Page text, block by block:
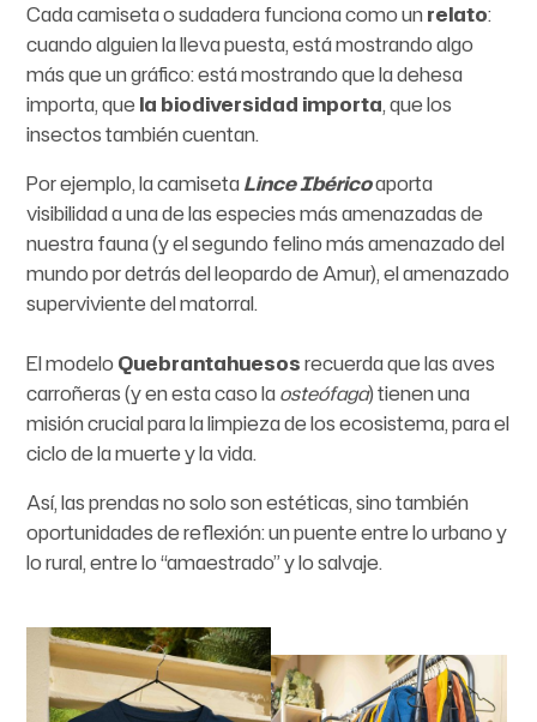
Cada camiseta o sudadera funciona como unrelato:
cuando alguien la lleva puesta, está mostrando algo
más que un gráfico: está mostrando que la dehesa
importa, quela biodiversidad importa, que los
insectos también cuentan.
Por ejemplo, la camisetaLince Ibéricoaporta
visibilidad a una de las especies más amenazadas de
nuestra fauna (y el segundo felino más amenazado del
mundo por detrás del leopardo de Amur), el amenazado
superviviente del matorral.
El modeloQuebrantahuesosrecuerda que las aves
carroñeras (y en esta caso laosteófaga) tienen una
misión crucial para la limpieza de los ecosistema, para el
ciclo de la muerte y la vida.
Así, las prendas no solo son estéticas, sino también
oportunidades de reflexión: un puente entre lo urbano y
lo rural, entre lo “amaestrado” y lo salvaje.